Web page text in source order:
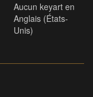
Aucun keyart en
Anglais (États-
Unis)